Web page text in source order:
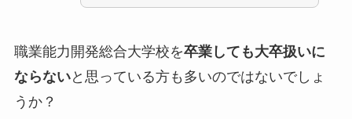
職業能力開発総合大学校を卒業しても大卒扱いに
ならないと思っている方も多いのではないでしょ
うか？